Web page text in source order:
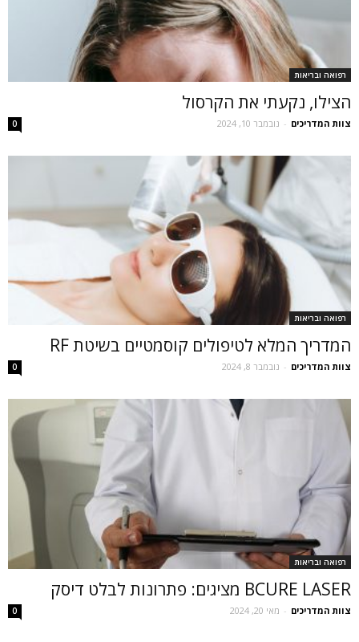
רפואה ובריאות
הצילו, נקעתי את הקרסול
צוות המדריכים - נובמבר 10, 2024 0
רפואה ובריאות
המדריך המלא לטיפולים קוסמטיים בשיטת RF
צוות המדריכים - נובמבר 8, 2024 0
רפואה ובריאות
BCURE LASER מציגים: פתרונות לבלט דיסק
צוות המדריכים - מאי 20, 2024 0